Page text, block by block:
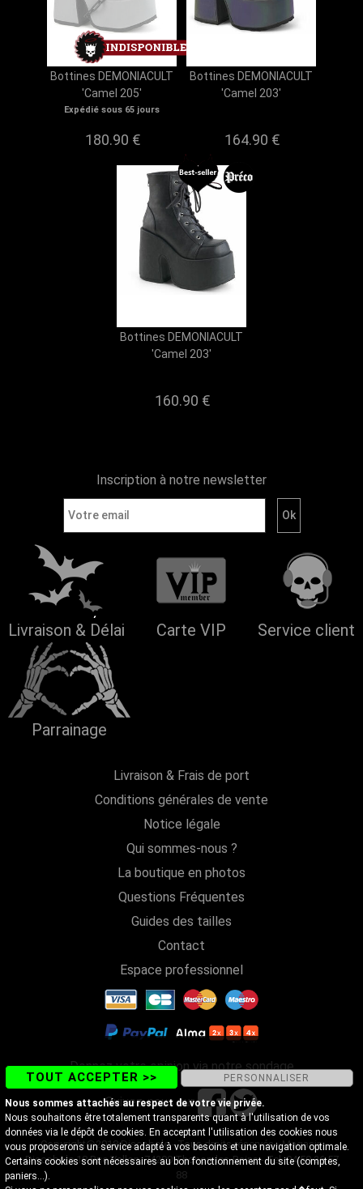
Bottines DEMONIACULT
'Camel 205'
Expédié sous 65 jours
180.90 €
Bottines DEMONIACULT
'Camel 203'
164.90 €
Bottines DEMONIACULT
'Camel 203'
160.90 €
Inscription à notre newsletter
Livraison & Délai Carte VIP Service client
Parrainage
Livraison & Frais de port
Conditions générales de vente
Notice légale
Qui sommes-nous ?
La boutique en photos
Questions Fréquentes
Guides des tailles
Contact
Espace professionnel
Donnez votre opinion via notre sondage
Suivez-nous sur
Copyright@2018 Discobole - Tous droits réservés - Magasin
Discobole 18 Rue Vallon, 74200 Thonon-les-Bains - Tel. 04 50 26 57
88
TOUT ACCEPTER >> PERSONNALISER
Nous sommes attachés au respect de votre vie privée.
Nous souhaitons être totalement transparents quant à l'utilisation de vos
données via le dépôt de cookies. En acceptant l'utilisation des cookies nous
vous proposerons un service adapté à vos besoins et une navigation optimale.
Certains cookies sont nécessaires au bon fonctionnement du site (comptes,
paniers...).